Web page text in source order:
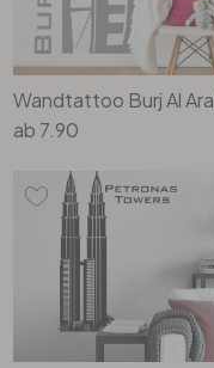
Wandtattoo &
Wandtattoo &
Wandtattoo & Haken
Wandtattoo & 3D
Liebe
Familie
Künstler
Wandbilder-Set
Hexagon Bilder
Rund Bilder
Panorama Bilder
Quadratische Bilder
Selbstklebend
Papiertapeten
Tapeten Weiss
Tapeten Gold
Tapeten Schwarz
Tapeten Grau
Tischplatten
Heimtextilien
Künstlerbedarf
Wandtattoo Burj Al
ab 7.90